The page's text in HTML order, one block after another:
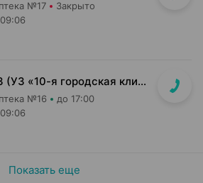
№17 Закрыто
ул. Уборевича, д. 73 (УЗ «10-я городская клиническая б-ца»)
№16 до 17:00
Показать еще